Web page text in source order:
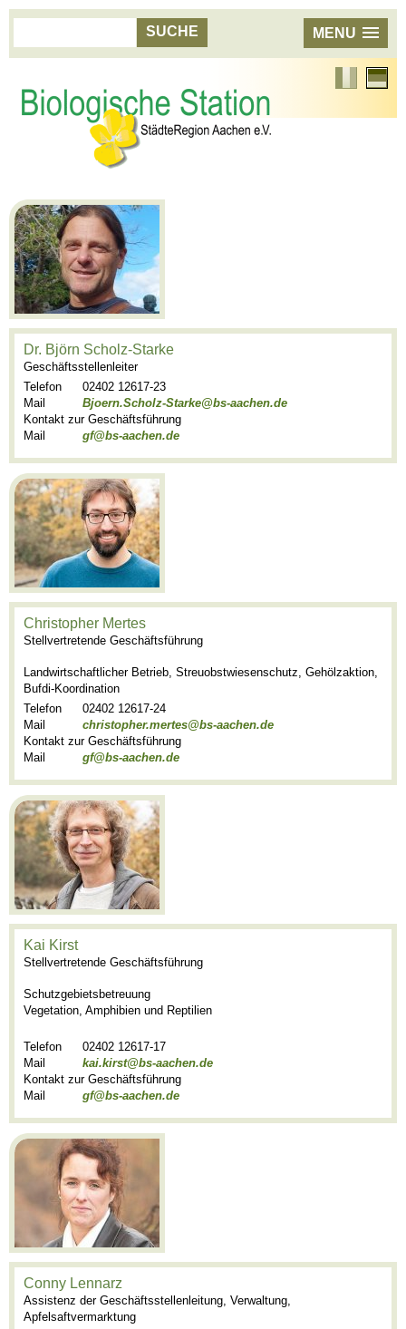
MENU
Dr. Björn Scholz-Starke
Geschäftsstellenleiter
Telefon
02402 12617-23
Mail
Bjoern.Scholz-Starke@bs-aachen.de
Kontakt zur Geschäftsführung
Mail
gf@bs-aachen.de
Christopher Mertes
Stellvertretende Geschäftsführung
Landwirtschaftlicher Betrieb, Streuobstwiesenschutz, Gehölzaktion,
Bufdi-Koordination
Telefon
02402 12617-24
Mail
christopher.mertes@bs-aachen.de
Kontakt zur Geschäftsführung
Mail
gf@bs-aachen.de
Kai Kirst
Stellvertretende Geschäftsführung
Schutzgebietsbetreuung
Vegetation, Amphibien und Reptilien
Telefon
02402 12617-17
Mail
kai.kirst@bs-aachen.de
Kontakt zur Geschäftsführung
Mail
gf@bs-aachen.de
Conny Lennarz
Assistenz der Geschäftsstellenleitung, Verwaltung,
Apfelsaftvermarktung